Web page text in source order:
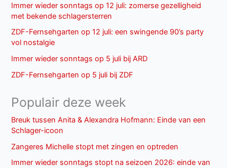
Immer wieder sonntags op 12 juli: zomerse gezelligheid
met bekende schlagersterren
ZDF-Fernsehgarten op 12 juli: een swingende 90’s party
vol nostalgie
Immer wieder sonntags op 5 juli bij ARD
ZDF-Fernsehgarten op 5 juli bij ZDF
Populair deze week
Breuk tussen Anita & Alexandra Hofmann: Einde van een
Schlager-icoon
Zangeres Michelle stopt met zingen en optreden
Immer wieder sonntags stopt na seizoen 2026: einde van